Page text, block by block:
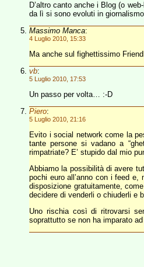
D’altro canto anche i Blog (o
da lì si sono evoluti in
Massimo Manca:
4 Luglio 2010, 15:33
Ma anche sul fighettissimo
vb:
5 Luglio 2010, 17:53
Un passo per volta… :-D
Piero:
5 Luglio 2010, 21:16
Evito i social network come la
tante persone si vadano a
rimpatriate? E’ stupido dal mio
Abbiamo la possibilità di avere
pochi euro all’anno con i feed
disposizione gratuitamente,
decidere di venderli o chiuderli e
Uno rischia così di ritrovarsi
soprattutto se non ha imparato